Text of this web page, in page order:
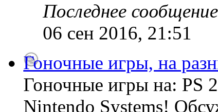
Последнее сообщение
06 сен 2016, 21:51
Гоночные игры, на
Гоночные игры на: PS
Nintendo Systems!